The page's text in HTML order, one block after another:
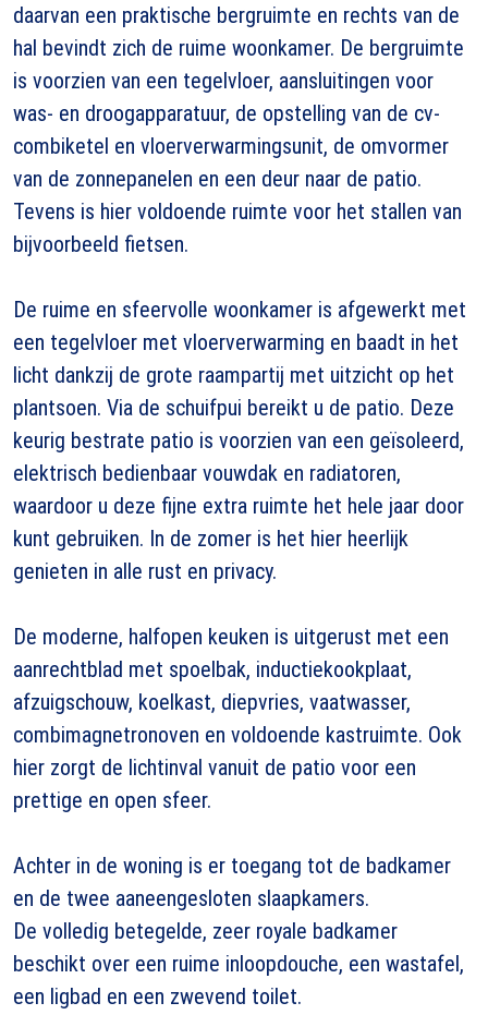
daarvan een praktische bergruimte en rechts van de
hal bevindt zich de ruime woonkamer. De bergruimte
is voorzien van een tegelvloer, aansluitingen voor
was- en droogapparatuur, de opstelling van de cv-
combiketel en vloerverwarmingsunit, de omvormer
van de zonnepanelen en een deur naar de patio.
Tevens is hier voldoende ruimte voor het stallen van
bijvoorbeeld fietsen.
De ruime en sfeervolle woonkamer is afgewerkt met
een tegelvloer met vloerverwarming en baadt in het
licht dankzij de grote raampartij met uitzicht op het
plantsoen. Via de schuifpui bereikt u de patio. Deze
keurig bestrate patio is voorzien van een geïsoleerd,
elektrisch bedienbaar vouwdak en radiatoren,
waardoor u deze fijne extra ruimte het hele jaar door
kunt gebruiken. In de zomer is het hier heerlijk
genieten in alle rust en privacy.
De moderne, halfopen keuken is uitgerust met een
aanrechtblad met spoelbak, inductiekookplaat,
afzuigschouw, koelkast, diepvries, vaatwasser,
combimagnetronoven en voldoende kastruimte. Ook
hier zorgt de lichtinval vanuit de patio voor een
prettige en open sfeer.
Achter in de woning is er toegang tot de badkamer
en de twee aaneengesloten slaapkamers.
De volledig betegelde, zeer royale badkamer
beschikt over een ruime inloopdouche, een wastafel,
een ligbad en een zwevend toilet.